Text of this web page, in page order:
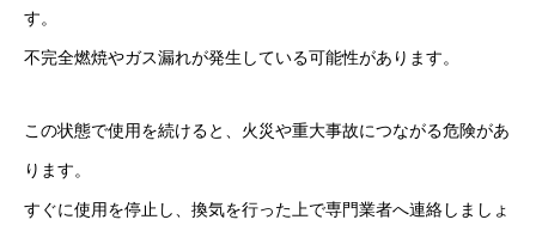
す。
不完全燃焼やガス漏れが発生している可能性があります。
この状態で使用を続けると、火災や重大事故につながる危険があ
ります。
すぐに使用を停止し、換気を行った上で専門業者へ連絡しましょ